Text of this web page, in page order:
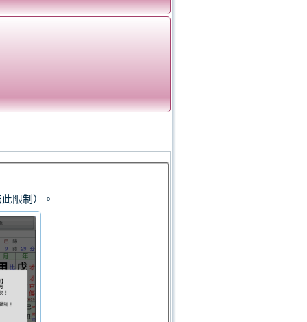
限制）。